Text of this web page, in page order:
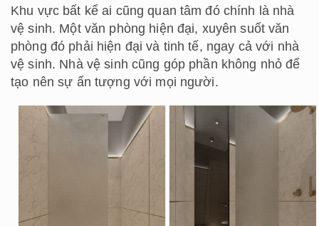
Khu vực bất kể ai cũng quan tâm đó chính là nhà
vệ sinh. Một văn phòng hiện đại, xuyên suốt văn
phòng đó phải hiện đại và tinh tế, ngay cả với nhà
vệ sinh. Nhà vệ sinh cũng góp phần không nhỏ để
tạo nên sự ấn tượng với mọi người.